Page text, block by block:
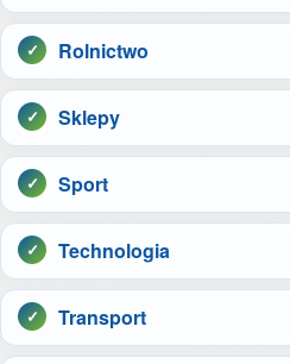
Rolnictwo
Sklepy
Sport
Technologia
Transport